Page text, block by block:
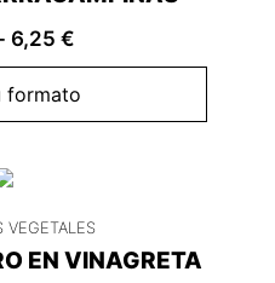
6,25 €
formato
VEGETALES
EN VINAGRETA